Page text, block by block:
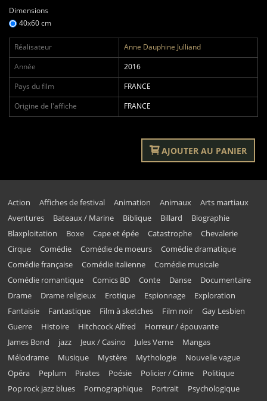
Dimensions
40x60 cm
Réalisateur
Anne Dauphine Julliand
Année
2016
Pays du film
FRANCE
Origine de l'affiche
FRANCE
AJOUTER AU PANIER
Action Affiches de festival Animation Animaux
Arts martiaux
Aventures
Bateaux / Marine Biblique Billard
Biographie
Blaxploitation
Boxe Cape et épée Catastrophe
Chevalerie
Cirque
Comédie Comédie de moeurs
Comédie dramatique
Comédie française
Comédie italienne
Comédie musicale
Comédie romantique
Comics BD Conte Danse
Documentaire
Drame
Drame religieux Erotique Espionnage
Exploration
Fantaisie
Fantastique Film à sketches Film noir
Gay Lesbien
Guerre
Histoire Hitchcock Alfred
Horreur / épouvante
James Bond
jazz Jeux / Casino Jules Verne
Mangas
Mélodrame
Musique Mystère Mythologie
Nouvelle vague
Opéra
Peplum Pirates Poésie Policier / Crime
Politique
Pop rock jazz blues
Pornographique Portrait
Psychologique